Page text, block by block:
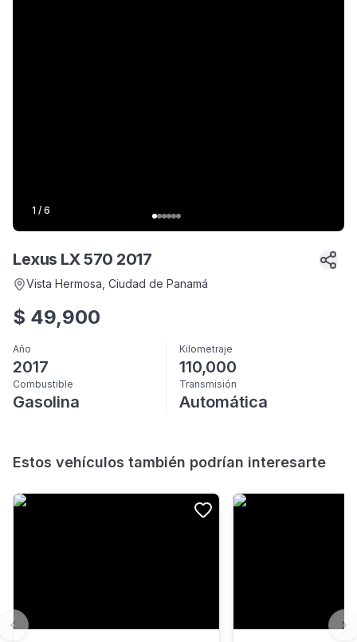
1 / 6
Lexus LX 570 2017
Vista Hermosa , Ciudad de Panamá
$ 49,900
Año
2017
Kilometraje
110,000
Combustible
Gasolina
Transmisión
Automática
Estos vehículos también podrían interesarte
Previous slide